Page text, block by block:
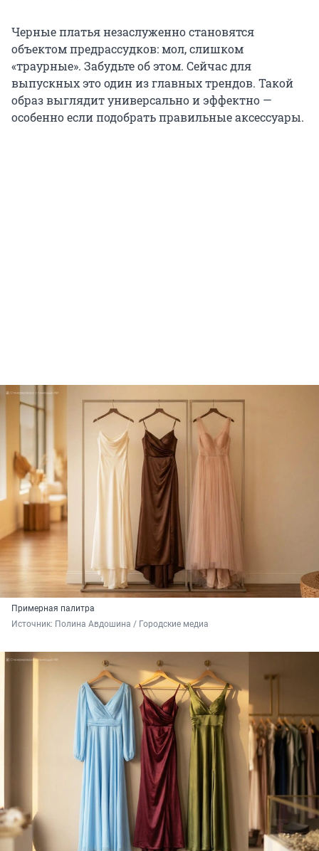
Черные платья незаслуженно становятся
объектом предрассудков: мол, слишком
«траурные». Забудьте об этом. Сейчас для
выпускных это один из главных трендов. Такой
образ выглядит универсально и эффектно —
особенно если подобрать правильные аксессуары.
Примерная палитра
Источник: Полина Авдошина / Городские медиа